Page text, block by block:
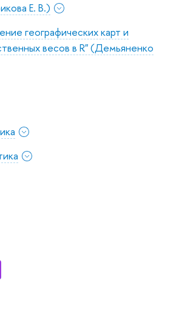
Е. В.)
географических карт и
весов в R" (Демьяненко